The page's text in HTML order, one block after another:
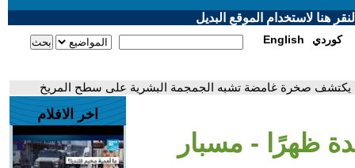
هنا لاستخدام الموقع البديل
English كوردي
يكتشف صخرة غامضة تشبه الجمجمة البشرية على سطح المريخ
ظهرًا - مسبار
اخر الافلام